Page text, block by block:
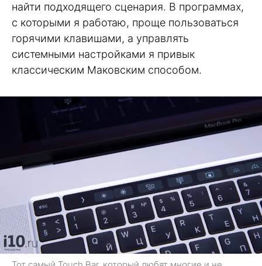
найти подходящего сценария. В программах,
с которыми я работаю, проще пользоваться
горячими клавишами, а управлять
системными настройками я привык
классическим Маковским способом.